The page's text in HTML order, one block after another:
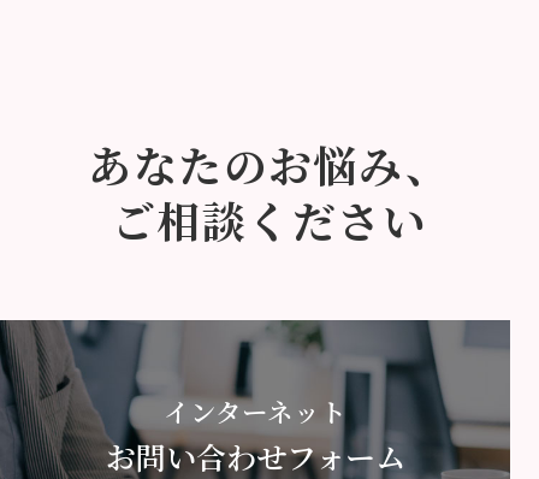
あなたのお悩み、
ご相談ください
インターネット
お問い合わせフォーム